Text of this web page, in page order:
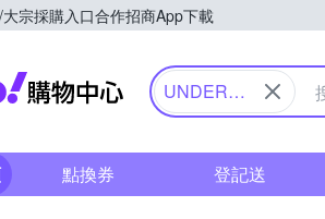
宗採購入口合作招商App下載
Yahoo購物中心
UNDER
點換券 登記送